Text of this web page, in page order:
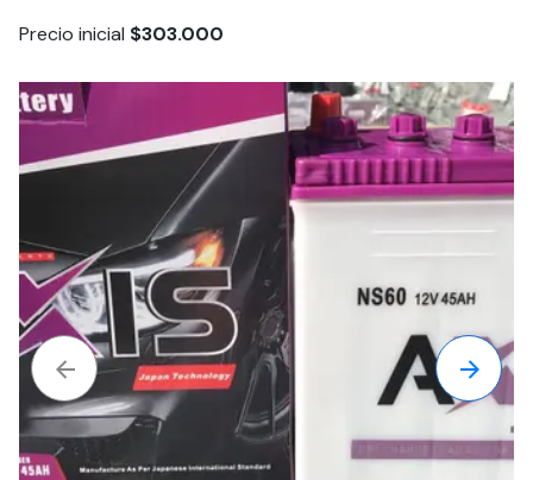
Precio inicial $303.000